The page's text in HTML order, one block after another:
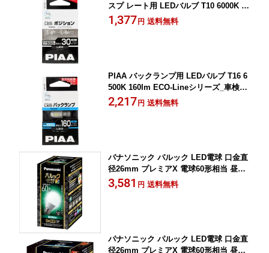
スプ レート用 LEDバルブ T10 6000K 30
lm ECO-Lineシリーズ_車検対応 2個入
12V/0.4W 高拡散光学レンズ HS100
1,377円 送料無料
PIAA バックランプ用 LEDバルブ T16 6
500K 160lm ECO-Lineシリーズ_車検対
応 1個入 12V/1.8W 極性フリー 全方向拡
散8チップ HS106
2,217円 送料無料
パナソニック パルック LED電球 口金直
径26mm プレミアX 電球60形相当 昼白
色相当(7.3W) 一般電球 空間全体を照ら
すタイプ(全方向タイプ) 密閉器具対応 L
3,581 円 送料無料
パナソニック パルック LED電球 口金直
径26mm プレミアX 電球60形相当 昼光